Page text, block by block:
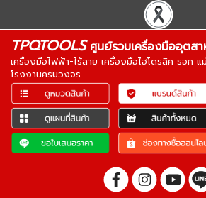
TPQTOOLSศูนย์รวมเครื่องมืออุตสา
เครื่องมือไฟฟ้า-ไร้สาย เครื่องมือไฮโดรลิค รอก
โรงงานครบวงจร